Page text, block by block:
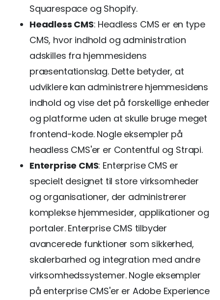
Squarespace og Shopify.
Headless CMS: Headless CMS er en type
CMS, hvor indhold og administration
adskilles fra hjemmesidens
præsentationslag. Dette betyder, at
udviklere kan administrere hjemmesidens
indhold og vise det på forskellige enheder
og platforme uden at skulle bruge meget
frontend-kode. Nogle eksempler på
headless CMS'er er Contentful og Strapi.
Enterprise CMS: Enterprise CMS er
specielt designet til store virksomheder
og organisationer, der administrerer
komplekse hjemmesider, applikationer og
portaler. Enterprise CMS tilbyder
avancerede funktioner som sikkerhed,
skalerbarhed og integration med andre
virksomhedssystemer. Nogle eksempler
på enterprise CMS'er er Adobe Experience